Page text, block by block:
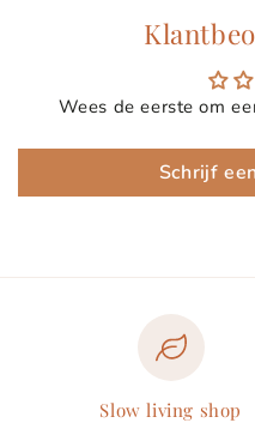
Wees de eerste om
Schrijf
Slow living shop